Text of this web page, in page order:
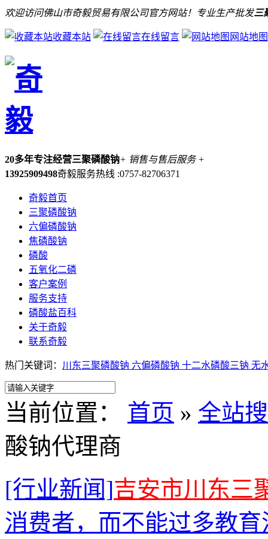
欢迎访问佛山市奇毅贸易有限公司官方网站！专业生产批发三
收藏本站 在线留言 网站地图
20多年专注经营三聚磷酸钠+ 销售与售后服务 +
13925909498奇毅服务热线 :0757-82706371
奇毅首页
三聚磷酸钠
六偏磷酸钠
焦磷酸钠
磷酸
五氧化二磷
客户案例
服务支持
磷酸盐百科
关于奇毅
联系奇毅
热门关键词： 川东三聚磷酸钠 六偏磷酸钠 十二水磷酸三钠 无
当前位置： 首页 » 全站
酸钠代理商
[行业新闻]吉安市川东三
消费者，而不能过多教